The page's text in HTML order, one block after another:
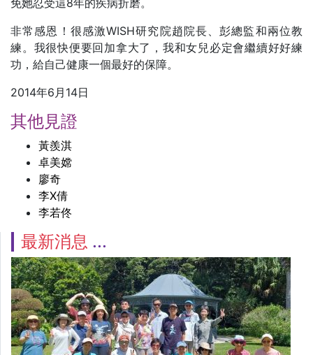
非常感恩！很感激WISH研究院趙院長、彭總監和兩位教
練。我很快便要回加拿大了，我和女兒必定會繼續好好練
功，給自己健康一個最好的保障。
2014年6月14日
其他見證
黃羨淇
卓美嫦
廖奇
李X倩
李若佟
最新消息